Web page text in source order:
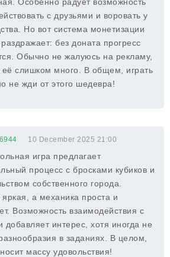
с друзьями и воровать у
Но вот система монетизации
без доната прогресс
Обычно не жалуюсь на рекламу,
её слишком много. В общем, играть
не жди от этого шедевра!
10 December 2025 21:00
игра предлагает
процесс с бросками кубиков и
собственного города.
а механика проста и
Возможность взаимодействия с
добавляет интерес, хотя иногда не
в заданиях. В целом,
массу удовольствия!